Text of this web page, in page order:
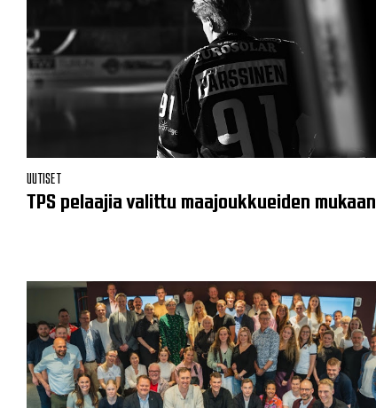
TPS pelaajia valittu maajoukkueiden mukaan
UUTISET